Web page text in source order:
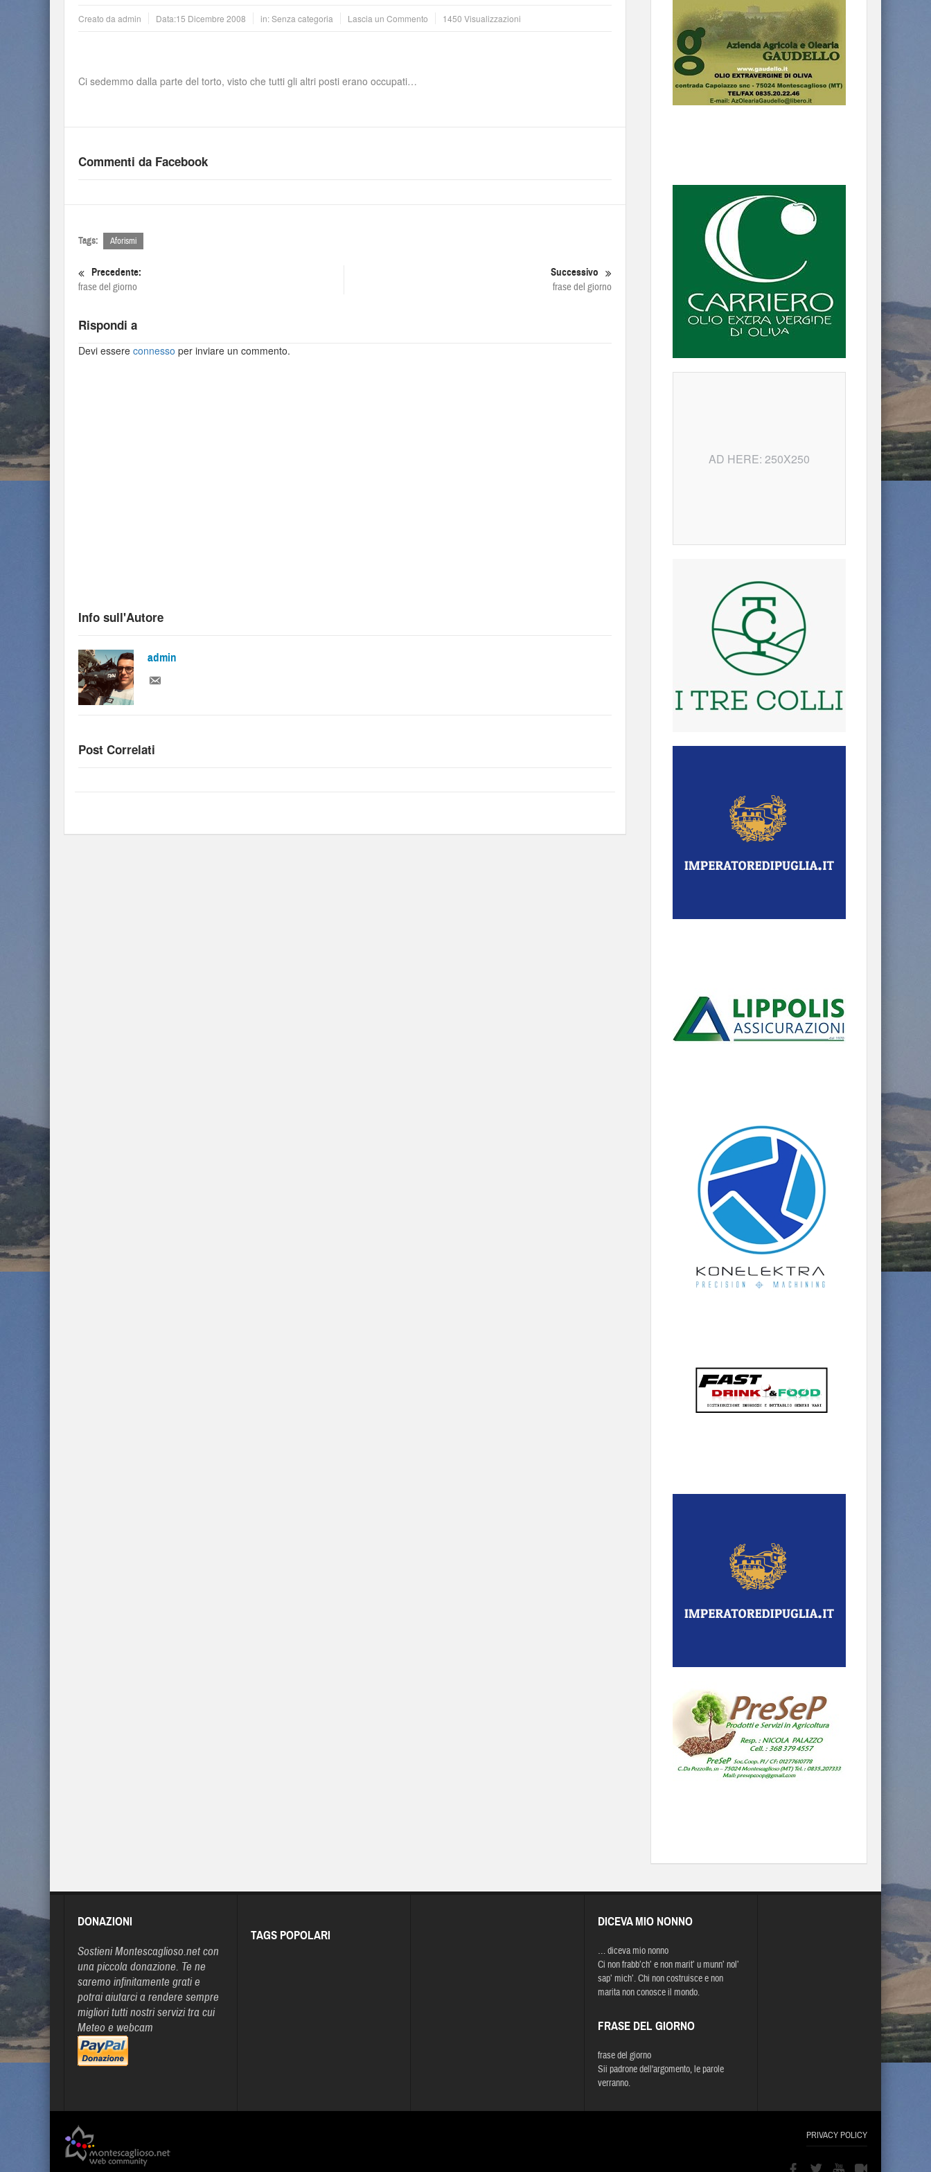
Creato da admin Data:15 Dicembre 2008 in: Senza categoria Lascia un Commento 1450 Visualizzazioni
Ci sedemmo dalla parte del torto, visto che tutti gli altri posti erano occupati…
Commenti da Facebook
Tags: Aforismi
Precedente:
frase del giorno
Successivo
frase del giorno
Rispondi a
Devi essere connesso per inviare un commento.
Info sull'Autore
admin
Post Correlati
AD HERE: 250X250
DONAZIONI
Sostieni Montescaglioso.net con
una piccola donazione. Te ne
saremo infinitamente grati e
potrai aiutarci a rendere sempre
migliori tutti nostri servizi tra cui
Meteo e webcam
TAGS POPOLARI
DICEVA MIO NONNO
… diceva mio nonno
Ci non frabb’ch’ e non marit’ u munn’ nol’
sap’ mich’. Chi non costruisce e non
marita non conosce il mondo.
FRASE DEL GIORNO
frase del giorno
Sii padrone dell'argomento, le parole
verranno.
PRIVACY POLICY